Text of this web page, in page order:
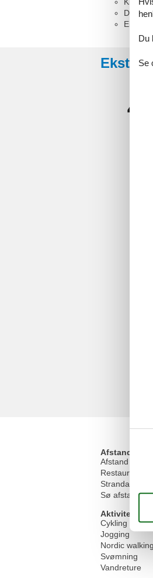
Afstand
Afstand indkøb
Restaurant
Strandafstand
Sø afstand
Aktiviteter
Cykling
Jogging
Nordic walking
Svømning
Vandreture
Du
Se